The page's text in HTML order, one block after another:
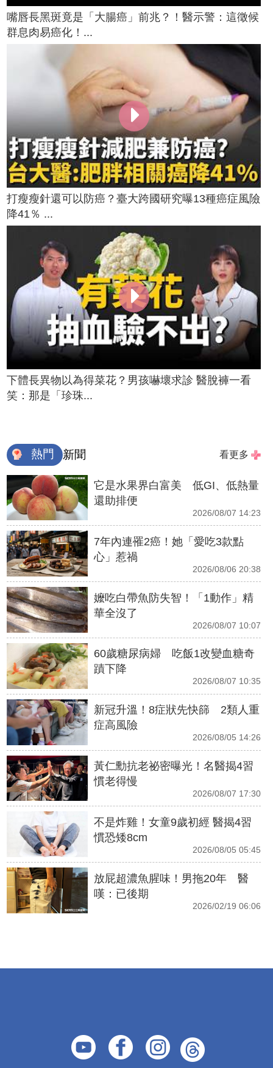
嘴唇長黑斑竟是「大腸癌」前兆？！醫示警：這徵候
群息肉易癌化！...
打瘦瘦針還可以防癌？臺大跨國研究曝13種癌症風險
降41％ ...
下體長異物以為得菜花？男孩嚇壞求診 醫脫褲一看
笑：那是「珍珠...
熱門 新聞 看更多
它是水果界白富美 低GI、低熱量
還助排便
2026/08/07 14:23
7年內連罹2癌！她「愛吃3款點
心」惹禍
2026/08/06 20:38
嬤吃白帶魚防失智！「1動作」精
華全沒了
2026/08/07 10:07
60歲糖尿病婦 吃飯1改變血糖奇
蹟下降
2026/08/07 10:35
新冠升溫！8症狀先快篩 2類人重
症高風險
2026/08/05 14:26
黃仁勳抗老祕密曝光！名醫揭4習
慣老得慢
2026/08/07 17:30
不是炸雞！女童9歲初經 醫揭4習
慣恐矮8cm
2026/08/05 05:45
放屁超濃魚腥味！男拖20年 醫
嘆：已後期
2026/02/19 06:06